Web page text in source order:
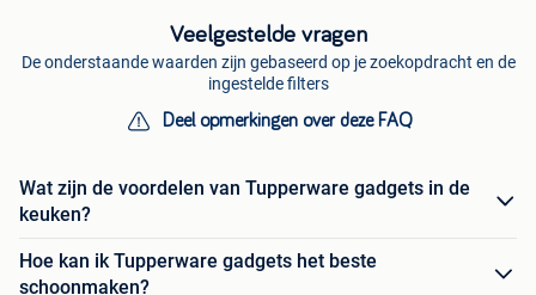
Veelgestelde vragen
De onderstaande waarden zijn gebaseerd op je zoekopdracht en de
ingestelde filters
Deel opmerkingen over deze FAQ
Wat zijn de voordelen van Tupperware gadgets in de
keuken?
Hoe kan ik Tupperware gadgets het beste
schoonmaken?